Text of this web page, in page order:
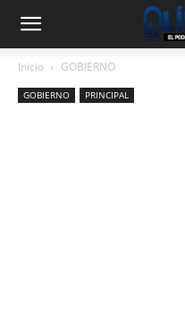
Inicio GOBIERNO
GOBIERNO PRINCIPAL